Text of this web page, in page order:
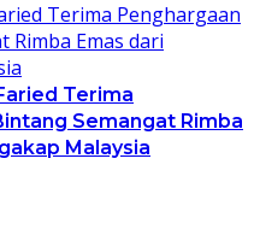
Terima
Semangat Rimba
Malaysia